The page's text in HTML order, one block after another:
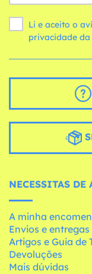
Li e aceito o
privacidade da
NECESSITAS DE
A minha
Envios e entregas
Artigos e Guia de
Devoluções
Mais dúvidas